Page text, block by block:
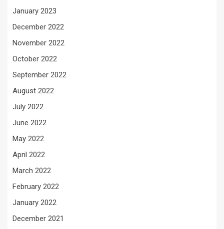
January 2023
December 2022
November 2022
October 2022
September 2022
August 2022
July 2022
June 2022
May 2022
April 2022
March 2022
February 2022
January 2022
December 2021